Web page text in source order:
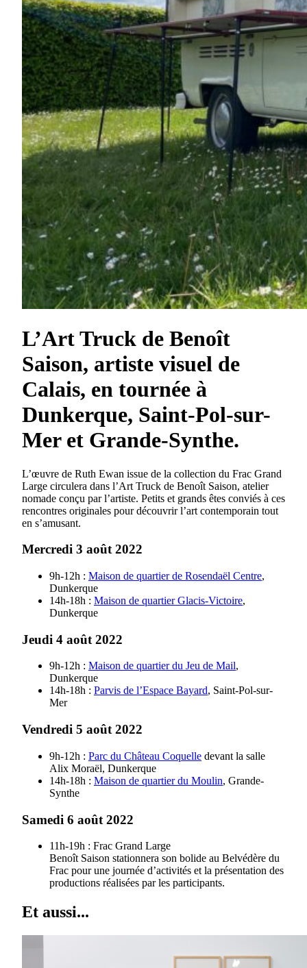
L’Art Truck de Benoît
Saison, artiste visuel de
Calais, en tournée à
Dunkerque, Saint-Pol-sur-
Mer et Grande-Synthe.
L’œuvre de Ruth Ewan issue de la collection du Frac Grand
Large circulera dans l’Art Truck de Benoît Saison, atelier
nomade conçu par l’artiste. Petits et grands êtes conviés à ces
rencontres originales pour découvrir l’art contemporain tout
en s’amusant.
Mercredi 3 août 2022
9h-12h : Maison de quartier de Rosendaël Centre,
Dunkerque
14h-18h : Maison de quartier Glacis-Victoire,
Dunkerque
Jeudi 4 août 2022
9h-12h : Maison de quartier du Jeu de Mail,
Dunkerque
14h-18h : Parvis de l’Espace Bayard, Saint-Pol-sur-
Mer
Vendredi 5 août 2022
9h-12h : Parc du Château Coquelle devant la salle
Alix Moraël, Dunkerque
14h-18h : Maison de quartier du Moulin, Grande-
Synthe
Samedi 6 août 2022
11h-19h : Frac Grand Large
Benoît Saison stationnera son bolide au Belvédère du
Frac pour une journée d’activités et la présentation des
productions réalisées par les participants.
Et aussi...